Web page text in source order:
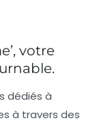
votre
dédiés à
à travers des